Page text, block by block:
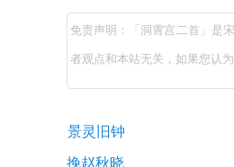
霄
（宋
李
免责声明：「洞霄宫二首」是
者观点和本站无关，如果您认
古
诗
词
景灵旧钟
挽赵秋晓